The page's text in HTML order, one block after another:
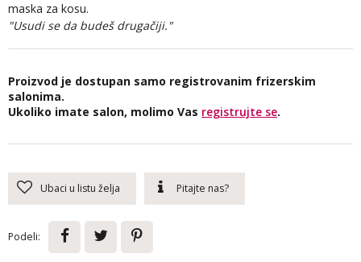
maska za kosu.
"Usudi se da budeš drugačiji."
Proizvod je dostupan samo registrovanim frizerskim
salonima.
Ukoliko imate salon, molimo Vas registrujte se.
Ubaci u listu želja Pitajte nas?
Podeli: